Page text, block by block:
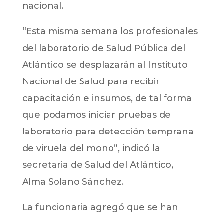
nacional.
“Esta misma semana los profesionales
del laboratorio de Salud Pública del
Atlántico se desplazarán al Instituto
Nacional de Salud para recibir
capacitación e insumos, de tal forma
que podamos iniciar pruebas de
laboratorio para detección temprana
de viruela del mono”, indicó la
secretaria de Salud del Atlántico,
Alma Solano Sánchez.
La funcionaria agregó que se han